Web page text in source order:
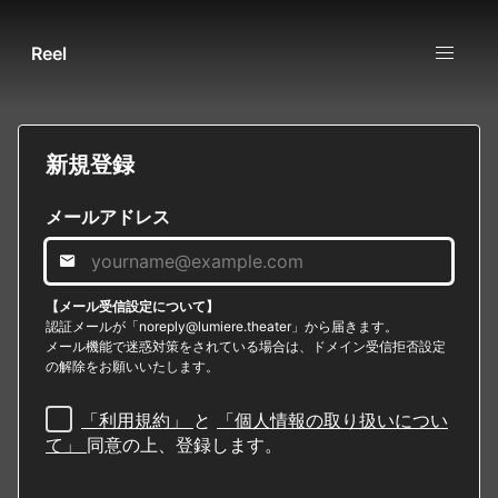
Reel
新規登録
メールアドレス
【メール受信設定について】
認証メールが「noreply@lumiere.theater」から届きます。
メール機能で迷惑対策をされている場合は、ドメイン受信拒否設定
の解除をお願いいたします。
「利用規約」 と
「個人情報の取り扱いについ
て」
同意の上、登録します。